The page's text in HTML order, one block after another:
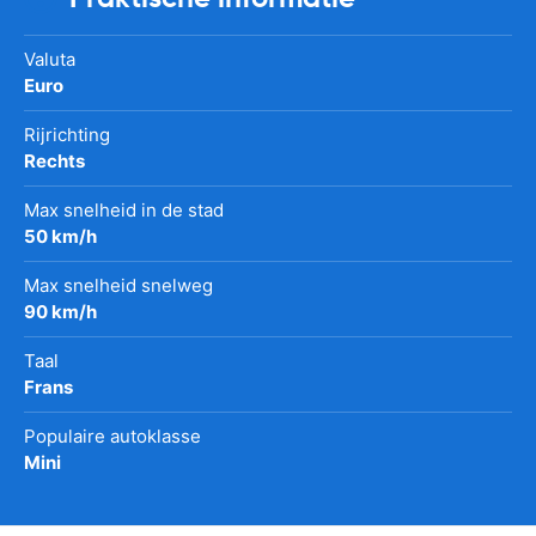
Valuta
Euro
Rijrichting
Rechts
Max snelheid in de stad
50 km/h
Max snelheid snelweg
90 km/h
Taal
Frans
Populaire autoklasse
Mini